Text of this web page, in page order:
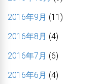
2016年9月 (11)
2016年8月 (4)
2016年7月 (6)
2016年6月 (4)